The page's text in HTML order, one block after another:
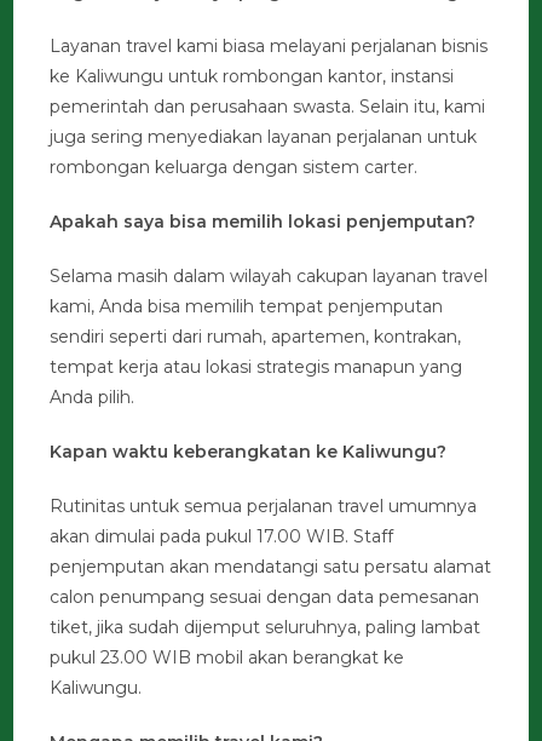
Layanan travel kami biasa melayani perjalanan bisnis
ke Kaliwungu untuk rombongan kantor, instansi
pemerintah dan perusahaan swasta. Selain itu, kami
juga sering menyediakan layanan perjalanan untuk
rombongan keluarga dengan sistem carter.
Apakah saya bisa memilih lokasi penjemputan?
Selama masih dalam wilayah cakupan layanan travel
kami, Anda bisa memilih tempat penjemputan
sendiri seperti dari rumah, apartemen, kontrakan,
tempat kerja atau lokasi strategis manapun yang
Anda pilih.
Kapan waktu keberangkatan ke Kaliwungu?
Rutinitas untuk semua perjalanan travel umumnya
akan dimulai pada pukul 17.00 WIB. Staff
penjemputan akan mendatangi satu persatu alamat
calon penumpang sesuai dengan data pemesanan
tiket, jika sudah dijemput seluruhnya, paling lambat
pukul 23.00 WIB mobil akan berangkat ke
Kaliwungu.